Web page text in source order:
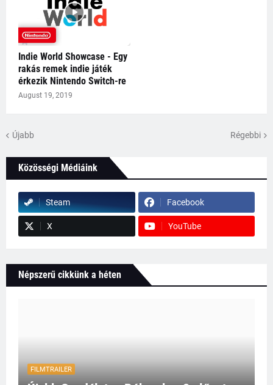
Indie World Showcase - Egy
rakás remek indie játék
érkezik Nintendo Switch-re
August 19, 2019
Újabb Régebbi
Közösségi Médiáink
Steam Facebook
X YouTube
Népszerű cikkünk a héten
FILMTRAILER